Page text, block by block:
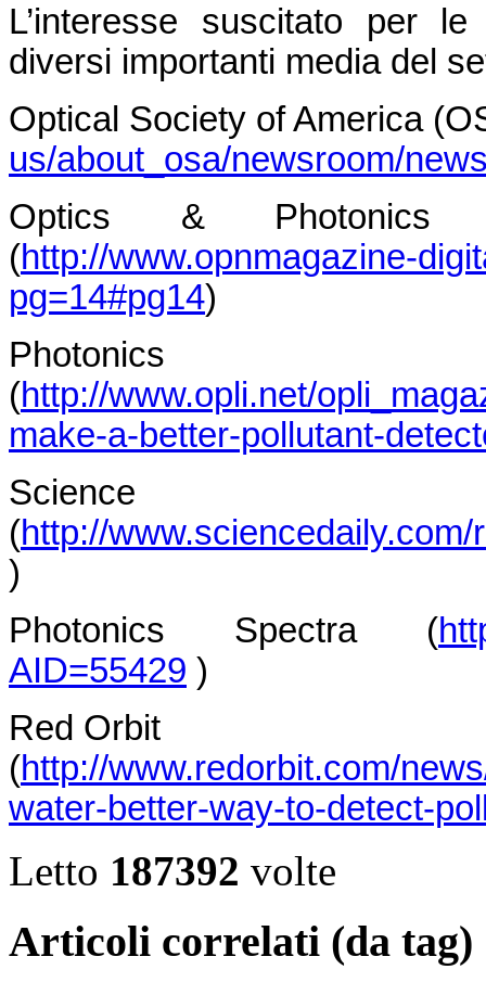
L’interesse suscitato per
diversi importanti media del
Optical Society of America
us/about_osa/newsroom/
Optics &
(http://www.opnmagazine-
pg=14#pg14)
Photonics
(http://www.opli.net/
make-a-better-pollutant-
(http://
)
Photonics Spectra (
AID=55429 )
Red Orbit
(http://www.redorbit.com/
water-better-way-to-detect-
Letto 187392 volte
Articoli correlati (da tag)